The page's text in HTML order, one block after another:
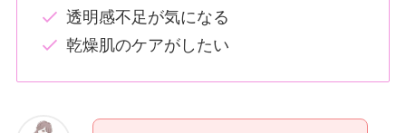
透明感不足が気になる
乾燥肌のケアがしたい